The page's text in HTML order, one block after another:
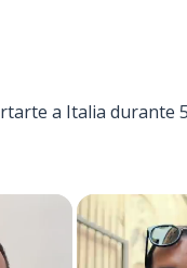
a Italia durante